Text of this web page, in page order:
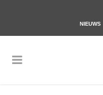
NIEUWS